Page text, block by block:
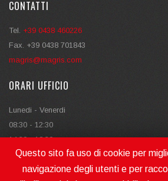
CONTATTI
Tel. +39 0438 460226
Fax. +39 0438 701843
magris@magris.com
ORARI UFFICIO
Lunedi - Venerdi
08:30 - 12:30
14:30 - 18:30
Questo sito fa uso di cookie per
navigazione degli utenti e per